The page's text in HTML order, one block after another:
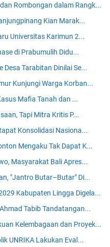
Rombongan dalam Rangk...
Kian Marak...
Universitas Karimun 2...
di Prabumulih Didu...
Tarabitan Dinilai Se...
Kunjungi Warga Korban...
Mafia Tanah dan ...
Tapi Mitra Kritis P...
Konsolidasi Nasiona...
Mengaku Tak Dapat K...
Masyarakat Bali Apres...
"Jantro Butar–Butar" Di...
Kabupaten Lingga Digela...
Tabib Tandatangan...
Kelembagaan dan Proyek...
UNRIKA Lakukan Eval...